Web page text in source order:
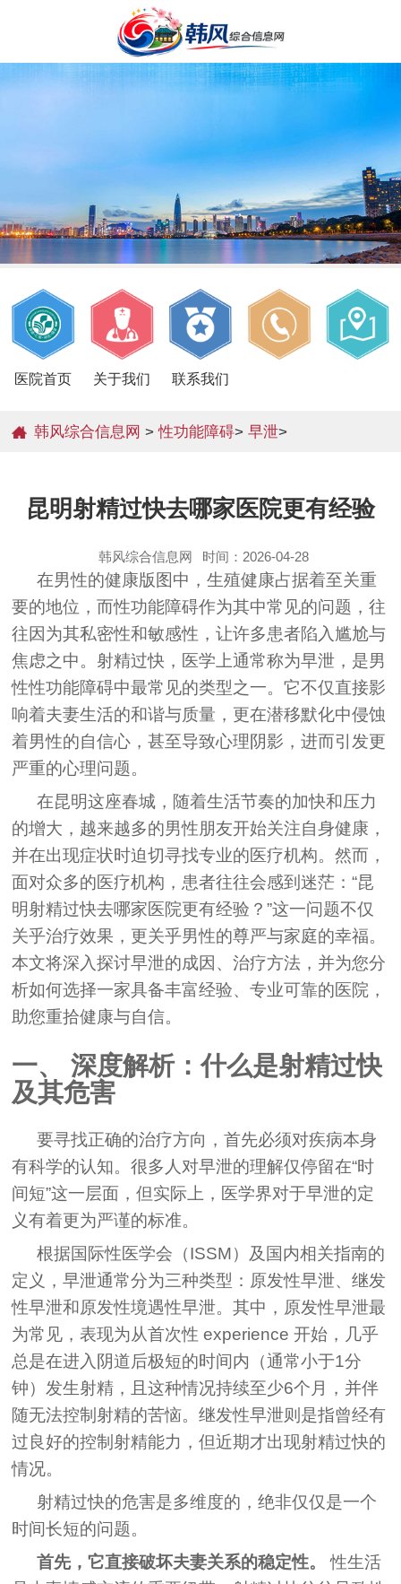
医院首页 关于我们 联系我们
韩风综合信息网 >性功能障碍>早泄>
昆明射精过快去哪家医院更有经验
韩风综合信息网 时间：2026-04-28
在男性的健康版图中，生殖健康占据着至关重
要的地位，而性功能障碍作为其中常见的问题，往
往因为其私密性和敏感性，让许多患者陷入尴尬与
焦虑之中。射精过快，医学上通常称为早泄，是男
性性功能障碍中最常见的类型之一。它不仅直接影
响着夫妻生活的和谐与质量，更在潜移默化中侵蚀
着男性的自信心，甚至导致心理阴影，进而引发更
严重的心理问题。
在昆明这座春城，随着生活节奏的加快和压力
的增大，越来越多的男性朋友开始关注自身健康，
并在出现症状时迫切寻找专业的医疗机构。然而，
面对众多的医疗机构，患者往往会感到迷茫：“昆
明射精过快去哪家医院更有经验？”这一问题不仅
关乎治疗效果，更关乎男性的尊严与家庭的幸福。
本文将深入探讨早泄的成因、治疗方法，并为您分
析如何选择一家具备丰富经验、专业可靠的医院，
助您重拾健康与自信。
一、 深度解析：什么是射精过快
及其危害
要寻找正确的治疗方向，首先必须对疾病本身
有科学的认知。很多人对早泄的理解仅停留在“时
间短”这一层面，但实际上，医学界对于早泄的定
义有着更为严谨的标准。
根据国际性医学会（ISSM）及国内相关指南的
定义，早泄通常分为三种类型：原发性早泄、继发
性早泄和原发性境遇性早泄。其中，原发性早泄最
为常见，表现为从首次性 experience 开始，几乎
总是在进入阴道后极短的时间内（通常小于1分
钟）发生射精，且这种情况持续至少6个月，并伴
随无法控制射精的苦恼。继发性早泄则是指曾经有
过良好的控制射精能力，但近期才出现射精过快的
情况。
射精过快的危害是多维度的，绝非仅仅是一个
时间长短的问题。
首先，它直接破坏夫妻关系的稳定性。
性生活